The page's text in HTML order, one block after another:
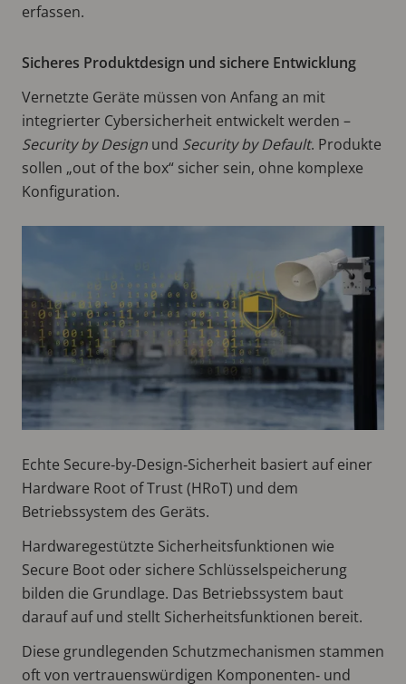
erfassen.
Sicheres Produktdesign und sichere Entwicklung
Vernetzte Geräte müssen von Anfang an mit
integrierter Cybersicherheit entwickelt werden –
Security by Design und Security by Default. Produkte
sollen „out of the box“ sicher sein, ohne komplexe
Konfiguration.
Echte Secure‑by‑Design‑Sicherheit basiert auf einer
Hardware Root of Trust (HRoT) und dem
Betriebssystem des Geräts.
Hardwaregestützte Sicherheitsfunktionen wie
Secure Boot oder sichere Schlüsselspeicherung
bilden die Grundlage. Das Betriebssystem baut
darauf auf und stellt Sicherheitsfunktionen bereit.
Diese grundlegenden Schutzmechanismen stammen
oft von vertrauenswürdigen Komponenten‑ und